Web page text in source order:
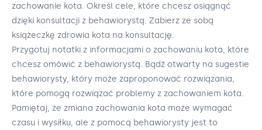
zachowanie kota. Określ cele, które chcesz osiągnąć
dzięki konsultacji z behawiorystą. Zabierz ze sobą
książeczkę zdrowia kota na konsultację.
Przygotuj notatki z informacjami o zachowaniu kota, które
chcesz omówić z behawiorystą. Bądź otwarty na sugestie
behawiorysty, który może zaproponować rozwiązania,
które pomogą rozwiązać problemy z zachowaniem kota.
Pamiętaj, że zmiana zachowania kota może wymagać
czasu i wysiłku, ale z pomocą behawiorysty jest to